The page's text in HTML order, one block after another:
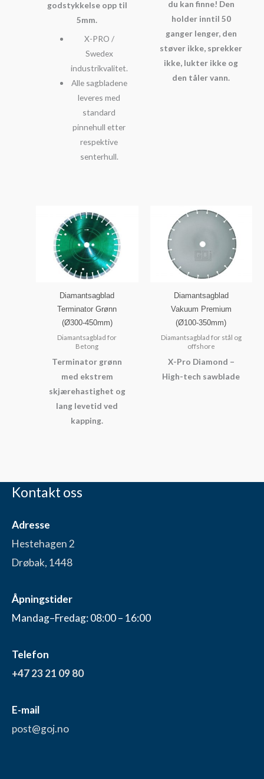
godstykkelse opp til
5mm.
X-PRO /
Swedex
industrikvalitet.
Alle sagbladene
leveres med
standard
pinnehull etter
respektive
senterhull.
du kan finne! Den
holder inntil 50
ganger lenger, den
støver ikke, sprekker
ikke, lukter ikke og
den tåler vann.
Diamantsagblad
Terminator Grønn
(Ø300-450mm)
Diamantsagblad for
Betong
Terminator grønn
med ekstrem
skjærehastighet og
lang levetid ved
kapping.
Diamantsagblad
Vakuum Premium
(Ø100-350mm)
Diamantsagblad for stål og
offshore
X-Pro Diamond –
High-tech sawblade
Kontakt oss
Adresse
Hestehagen 2
Drøbak, 1448
Åpningstider
Mandag–Fredag: 08:00 – 16:00
Telefon
+47 23 21 09 80
E-mail
post@goj.no